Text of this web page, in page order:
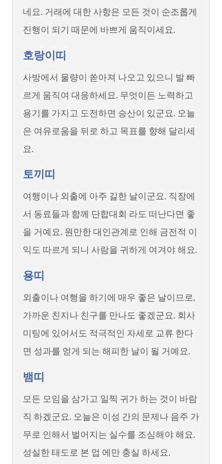
네요. 거래에 대한 사항은 모든 것이 순조롭게
진행이 되기 때문에 바쁘게 움직이세요.
호랑이띠
사방에서 물량이 쏟아져 나오고 있으니 발 빠
르게 움직여 대응하세요. 무엇이든 노력하고
용기를 가지고 도전하면 승산이 있군요. 오늘
은 여유로움을 뒤로 하고 목표를 향해 달리세
요.
토끼띠
여행이나 외출에 아주 길한 날이군요. 직장에
서 동료들과 함께 단합대회 라도 떠난다면 좋
을 거예요. 원만한 대인관계로 인해 금전적 이
익도 따르게 되니 사람을 귀하게 여겨야 해요.
용띠
외출이나 여행을 하기에 매우 좋은 날이므로,
가까운 친지나 친구를 만나도 좋겠군요. 회사
미팅에 있어서도 적극적인 자세로 교류 한다
면 성과를 얻게 되는 해피한 날이 될 거예요.
뱀띠
모든 모임을 삼가고 일찍 귀가 하는 것이 바람
직 하겠군요. 오늘은 이성 간의 문제나 음주 가
무로 인해서 벌어지는 실수를 조심해야 해요.
성실한 태도로 본 업 에만 충실 하세요.